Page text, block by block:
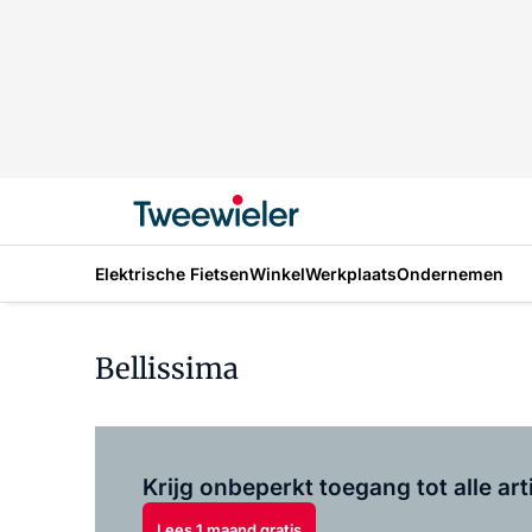
Elektrische FietsenWinkelWerkplaatsOndernemen
Bellissima
Krijg onbeperkt toegang tot alle